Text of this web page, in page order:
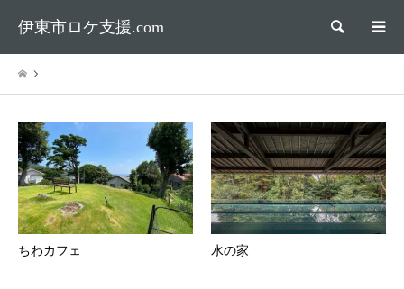
伊東市ロケ支援.com 検索
ちわカフェ 水の家